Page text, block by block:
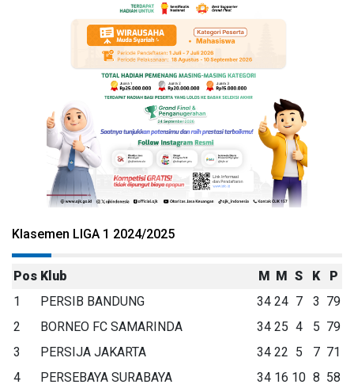
Klasemen LIGA 1 2024/2025
Pos Klub M M S K
P
1
PERSIB BANDUNG 34 24 7 3 79
2
BORNEO FC SAMARINDA 34 25 4 5 79
3
PERSIJA JAKARTA 34 22 5 7 71
4
PERSEBAYA SURABAYA 34 16 10 8 58